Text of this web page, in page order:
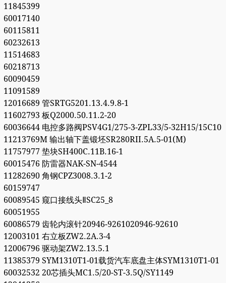
11845399
60017140
60115811
60232613
11514683
60218713
60090459
11091589
12016689 管SRTG5201.13.4.9.8-1
11602793 板Q2000.50.11.2-20
60036644 电控多路阀PSV4G1/275-3-ZPL33/5-32H15/15C10
11213769M 输出轴下盖锻坯SR280RII.5A.5-01(M)
11757977 垫块SH400C.11B.16-1
60015476 防雷器NAK-SN-4544
11282690 角钢CPZ3008.3.1-2
60159747
60089545 窥口接线头ⅡSC25_8
60051955
60086579 齿轮内滚针20946-9261020946-92610
12003101 右立板ZW2.2A.3-4
12006796 驱动架ZW2.13.5.1
11385379 SYM1310T1-01载货汽车底盘主体SYM1310T1-01
60032532 20芯插头MC1.5/20-ST-3.5Q/SY1149